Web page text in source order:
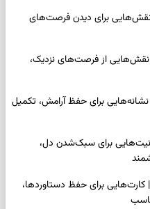
امروز جمعه ۱۶ مرداد ۱۴۰۵ | نقش‌هایی برای دیدن فرصت‌های
قهوه امروز جمعه ۱۶ مرداد ۱۴۰۵ | نقش‌هایی از فرصت‌های نزدیک،
شمع امروز جمعه ۱۶ مرداد ۱۴۰۵ | نشانه‌هایی برای حفظ آرامش، تکمیل
امروز جمعه ۱۶ مرداد ۱۴۰۵ | نیت‌هایی برای سبک‌شدن دل،
فال تاروت امروز جمعه ۱۶ مرداد ۱۴۰۵ | کارت‌هایی برای حفظ دستاوردها،